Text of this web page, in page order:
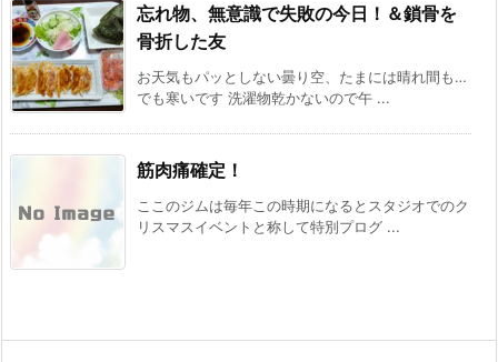
忘れ物、無意識で失敗の今日！＆鎖骨を
骨折した友
お天気もパッとしない曇り空、たまには晴れ間も…
でも寒いです 洗濯物乾かないので午 ...
筋肉痛確定！
ここのジムは毎年この時期になるとスタジオでのク
リスマスイベントと称して特別プログ ...